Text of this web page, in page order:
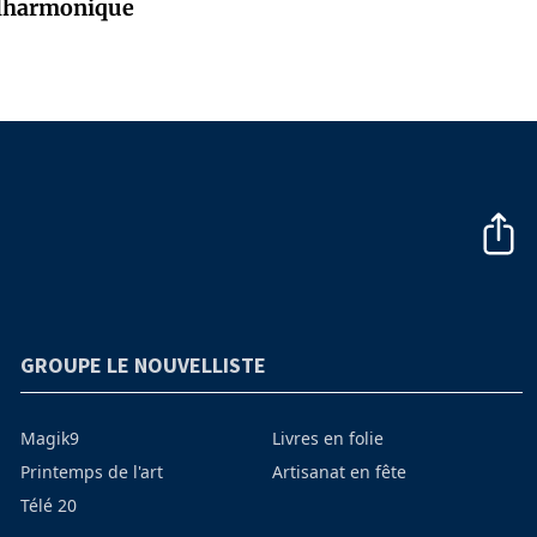
GROUPE LE NOUVELLISTE
Magik9
Printemps de l'art
Télé 20
Livres en folie
Artisanat en fête